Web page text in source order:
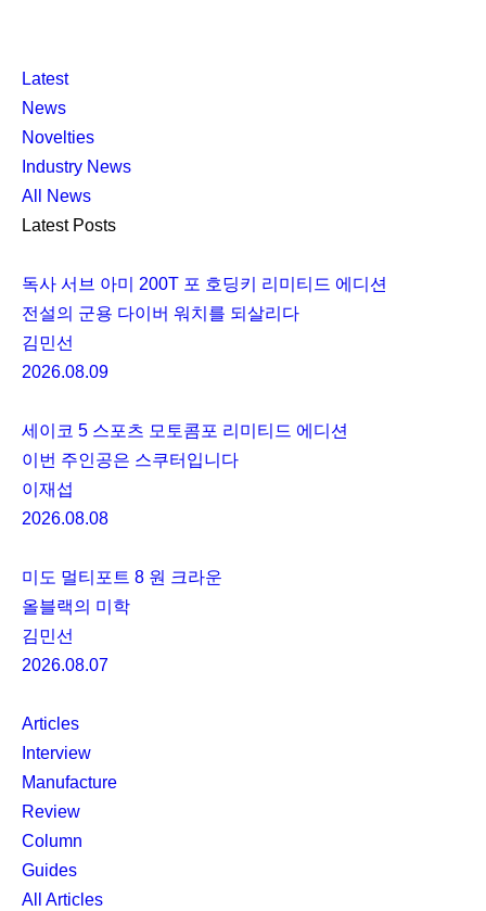
K
L
O
C
C
A
닫
기
K
L
O
C
C
A
Latest
News
Novelties
Industry News
All News
Latest Posts
독사 서브 아미 200T 포 호딩키 리미티드 에디션
전설의 군용 다이버 워치를 되살리다
김민선
2026.08.09
세이코 5 스포츠 모토콤포 리미티드 에디션
이번 주인공은 스쿠터입니다
이재섭
2026.08.08
미도 멀티포트 8 원 크라운
올블랙의 미학
김민선
2026.08.07
Articles
Interview
Manufacture
Review
Column
Guides
All Articles